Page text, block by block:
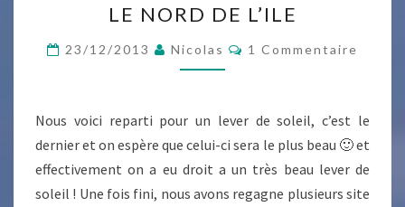
NORD
DE
L’ILE
LE NORD DE L’ILE
23/12/2013 Nicolas Commentaires
1 Commentaire
Nous voici reparti pour un lever de soleil, c’est le
dernier et on espère que celui-ci sera le plus beau 🙂 et
effectivement on a eu droit a un très beau lever de
soleil ! Une fois fini, nous avons regagne plusieurs site